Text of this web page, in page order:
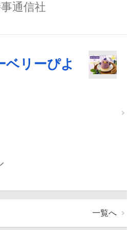
通信社
ベリーぴよ
一覧へ